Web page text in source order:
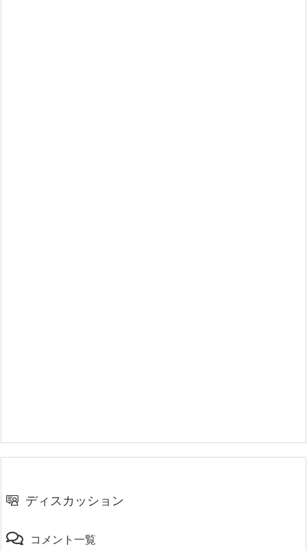
ディスカッション
コメント一覧